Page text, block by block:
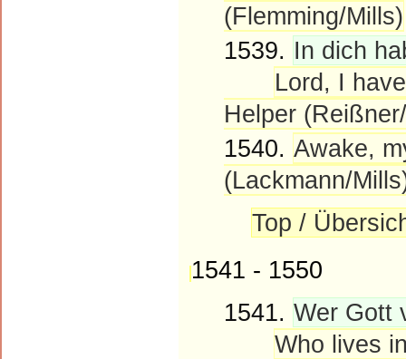
(Flemming/Mills)
1539. In dich
Lord, I
Helper
1540. Awake,
(Lackmann/
Top /
1541 - 1550
1541. Wer Gott
Who lives